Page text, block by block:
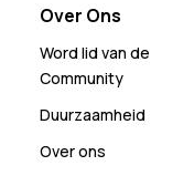
Over Ons
Word lid van de
Community
Duurzaamheid
Over ons